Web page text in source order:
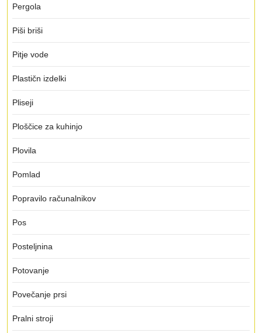
Pergola
Piši briši
Pitje vode
Plastičn izdelki
Pliseji
Ploščice za kuhinjo
Plovila
Pomlad
Popravilo računalnikov
Pos
Posteljnina
Potovanje
Povečanje prsi
Pralni stroji